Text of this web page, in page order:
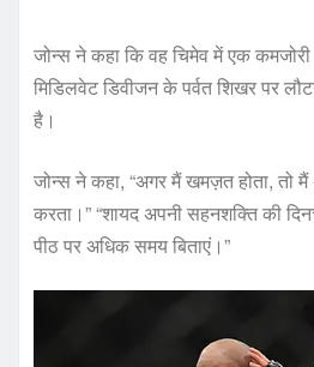
जोन्स ने कहा कि वह चिमेव में एक
मिडिलवेट डिवीजन के पर्वत शिखर पर
है।
जोन्स ने कहा, “अगर मैं खमज़त होता, तो मैं
करता।” “शायद अपनी सहनशक्ति की
पीठ पर अधिक समय बिताएं।”